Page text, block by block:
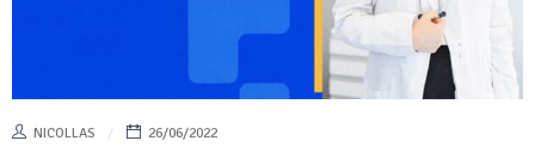
NICOLLAS 26/06/2022